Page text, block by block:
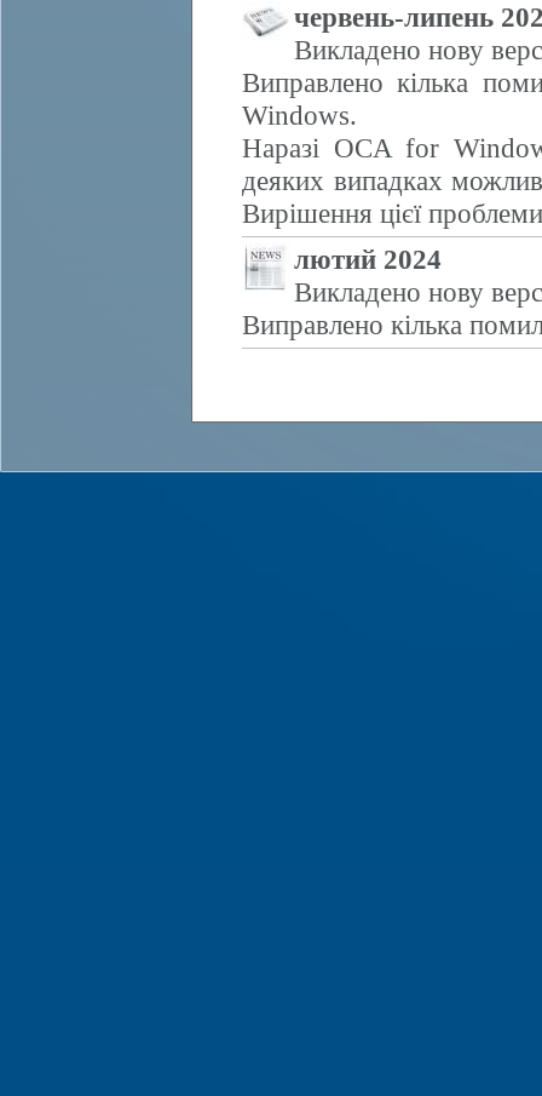
червень-липень
Викладено нову
Виправлено кілька
Windows.
Наразі OCA for
деяких випадках
Вирішення цієї
лютий 2024
Викладено нову
Виправлено кілька